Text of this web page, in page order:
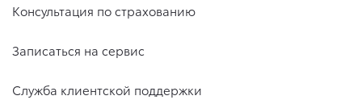
Консультация по страхованию
Записаться на сервис
Служба клиентской поддержки